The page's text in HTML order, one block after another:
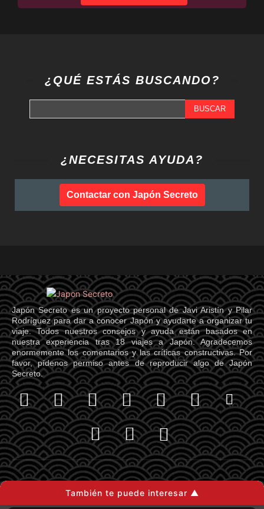
¿QUÉ ESTÁS BUSCANDO?
BUSCAR
¿NECESITAS AYUDA?
Contactar con Japón Secreto
Japón Secreto es un proyecto personal de Javi Aristín y Pilar
Rodríguez para dar a conocer Japón y ayudarte a organizar tu
viaje. Todos nuestros consejos y ayuda están basados en
nuestra experiencia tras 18 viajes a Japón. Agradecemos
enormemente los comentarios y las críticas constructivas. Por
favor, pídenos permiso antes de reproducir algo de Japón
Secreto.
Información importante
También te puede interesar ▲